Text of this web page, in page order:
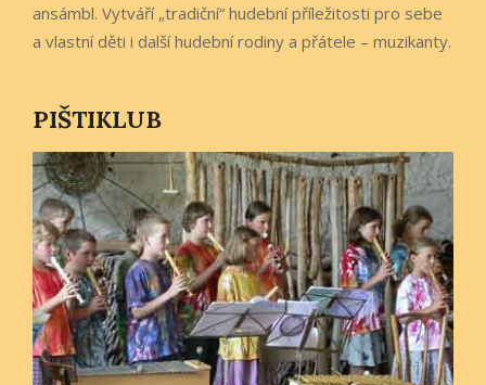
ansámbl. Vytváří „tradiční“ hudební příležitosti pro sebe
a vlastní děti i další hudební rodiny a přátele – muzikanty.
PIŠTIKLUB